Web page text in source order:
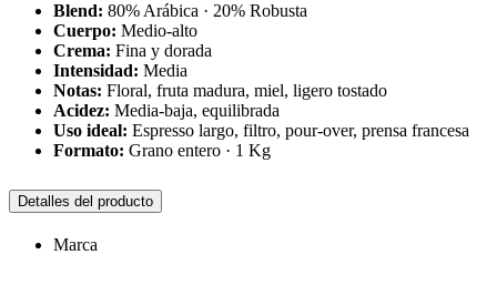
Blend: 80% Arábica · 20% Robusta
Cuerpo: Medio-alto
Crema: Fina y dorada
Intensidad: Media
Notas: Floral, fruta madura, miel, ligero tostado
Acidez: Media-baja, equilibrada
Uso ideal: Espresso largo, filtro, pour-over, prensa francesa
Formato: Grano entero · 1 Kg
Detalles del producto
Marca